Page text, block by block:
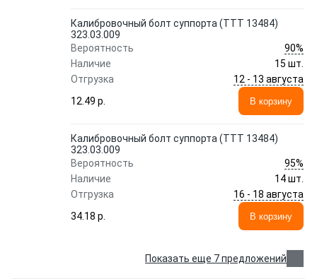
Калибровочный болт суппорта (TTT 13484)
323.03.009
Вероятность
90%
Наличие
15 шт.
Отгрузка
12 - 13 августа
12.49 p.
В корзину
Калибровочный болт суппорта (TTT 13484)
323.03.009
Вероятность
95%
Наличие
14 шт.
Отгрузка
16 - 18 августа
34.18 p.
В корзину
Показать еще 7 предложений